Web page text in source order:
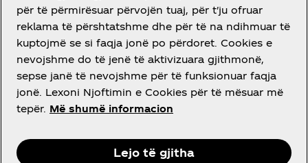
Njoftimi për privatësinë për konsumatorin
Parametrat e kukive
Deklaratë për aksesueshmërinë
për të përmirësuar përvojën tuaj, për t'ju ofruar
reklama të përshtatshme dhe për të na ndihmuar të
kuptojmë se si faqja jonë po përdoret. Cookies e
nevojshme do të jenë të aktivizuara gjithmonë,
sepse janë të nevojshme për të funksionuar faqja
jonë. Lexoni Njoftimin e Cookies për të mësuar më
tepër. Më shumë informacion
Lejo të gjitha